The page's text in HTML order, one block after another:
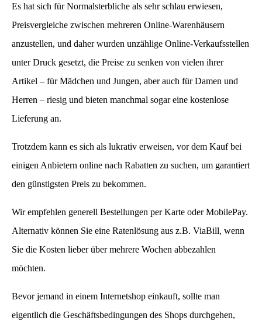
Es hat sich für Normalsterbliche als sehr schlau erwiesen,
Preisvergleiche zwischen mehreren Online-Warenhäusern
anzustellen, und daher wurden unzählige Online-Verkaufsstellen
unter Druck gesetzt, die Preise zu senken von vielen ihrer
Artikel – für Mädchen und Jungen, aber auch für Damen und
Herren – riesig und bieten manchmal sogar eine kostenlose
Lieferung an.
Trotzdem kann es sich als lukrativ erweisen, vor dem Kauf bei
einigen Anbietern online nach Rabatten zu suchen, um garantiert
den günstigsten Preis zu bekommen.
Wir empfehlen generell Bestellungen per Karte oder MobilePay.
Alternativ können Sie eine Ratenlösung aus z.B. ViaBill, wenn
Sie die Kosten lieber über mehrere Wochen abbezahlen
möchten.
Bevor jemand in einem Internetshop einkauft, sollte man
eigentlich die Geschäftsbedingungen des Shops durchgehen,